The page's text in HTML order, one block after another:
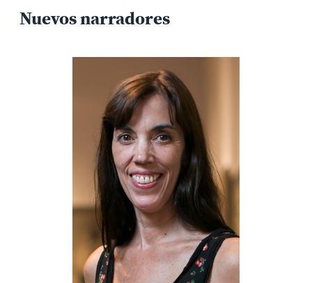
Nuevos narradores